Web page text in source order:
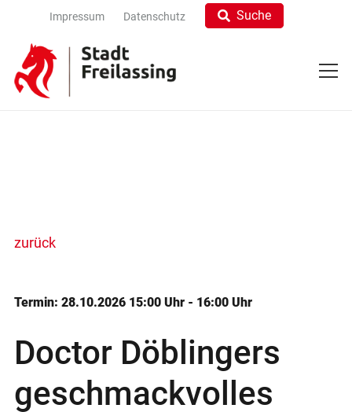
Impressum Datenschutz Suche
zurück
Termin: 28.10.2026 15:00 Uhr - 16:00 Uhr
Doctor Döblingers
geschmackvolles